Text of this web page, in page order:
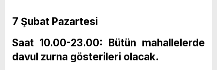
7 Şubat Pazartesi
Saat 10.00-23.00: Bütün mahallelerde
davul zurna gösterileri olacak.